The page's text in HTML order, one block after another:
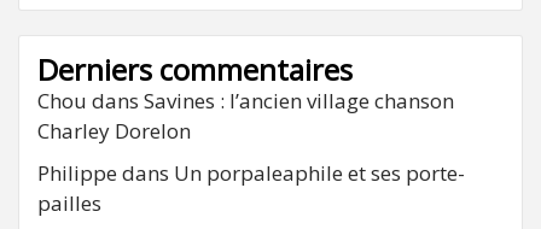
Derniers commentaires
Chou dans Savines : l’ancien village chanson
Charley Dorelon
Philippe dans Un porpaleaphile et ses porte-
pailles